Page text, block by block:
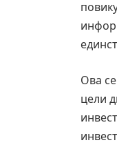
Ова
цели